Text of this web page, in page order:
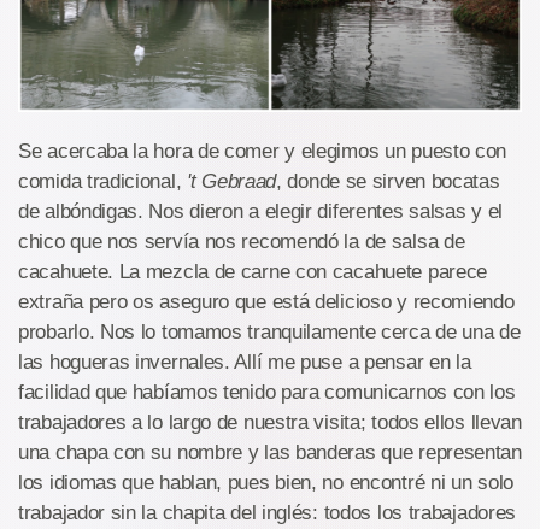
Se acercaba la hora de comer y elegimos un puesto con
comida tradicional, 't Gebraad, donde se sirven bocatas
de albóndigas. Nos dieron a elegir diferentes salsas y el
chico que nos servía nos recomendó la de salsa de
cacahuete. La mezcla de carne con cacahuete parece
extraña pero os aseguro que está delicioso y recomiendo
probarlo. Nos lo tomamos tranquilamente cerca de una de
las hogueras invernales. Allí me puse a pensar en la
facilidad que habíamos tenido para comunicarnos con los
trabajadores a lo largo de nuestra visita; todos ellos llevan
una chapa con su nombre y las banderas que representan
los idiomas que hablan, pues bien, no encontré ni un solo
trabajador sin la chapita del inglés: todos los trabajadores